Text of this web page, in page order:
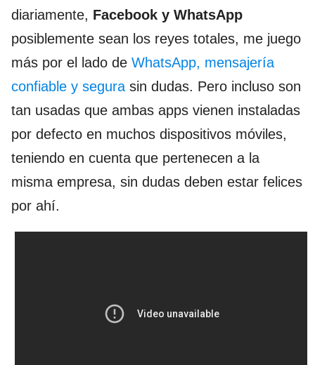
diariamente, Facebook y WhatsApp
posiblemente sean los reyes totales, me juego
más por el lado de WhatsApp, mensajería
confiable y segura sin dudas. Pero incluso son
tan usadas que ambas apps vienen instaladas
por defecto en muchos dispositivos móviles,
teniendo en cuenta que pertenecen a la
misma empresa, sin dudas deben estar felices
por ahí.